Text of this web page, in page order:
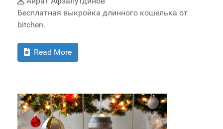
Бесплатная выкройка длинного кошелька от
bitchen.
Read More